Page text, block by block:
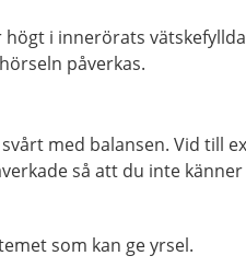
i innerörats vätskefyllda
påverkas.
med balansen. Vid till
så att du inte känner
som kan ge yrsel.